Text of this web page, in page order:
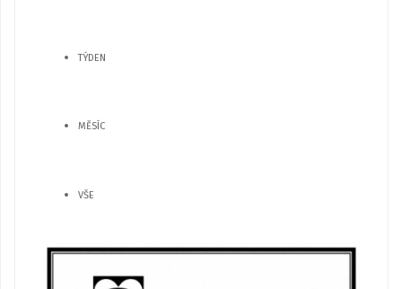
TÝDEN
MĚSÍC
VŠE